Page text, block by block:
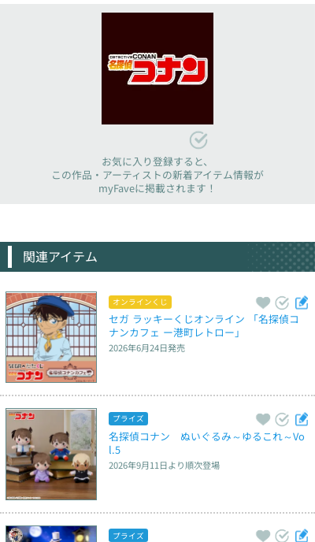
お気に入り登録すると、
この作品・アーティストの新着アイテム情報が
myFaveに掲載されます！
関連アイテム
オンラインくじ
セガ ラッキーくじオンライン 「名探偵コ
ナンカフェ ー港町レトロー」
2026年6月24日発売
プライズ
名探偵コナン　ぬいぐるみ～ゆるこれ～Vo
l.5
2026年9月11日より順次登場
プライズ